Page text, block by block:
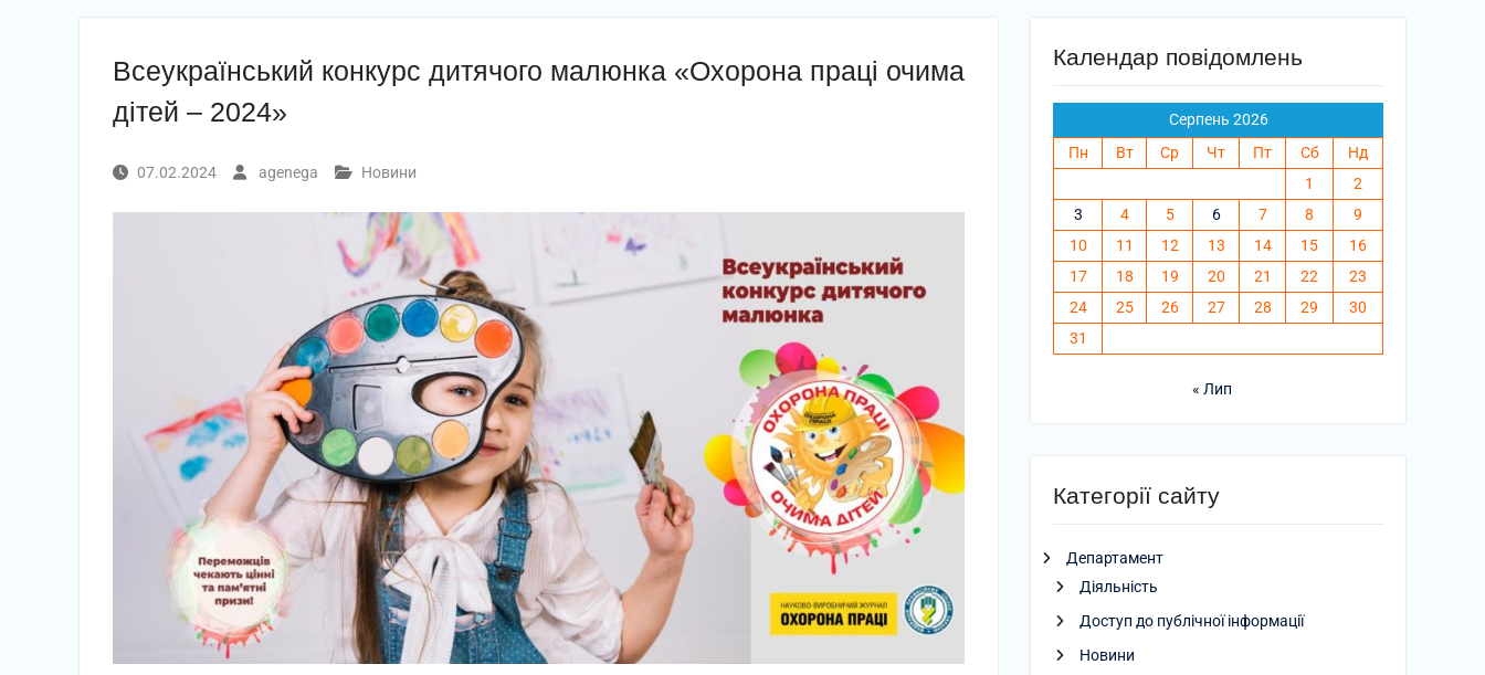
Всеукраїнський конкурс дитячого малюнка «Охорона праці очима
дітей – 2024»
07.02.2024 agenega Новини
Календар повідомлень
Серпень 2026
Пн
Вт Ср Чт Пт Сб
Нд
1
2
3
4 5 6 7 8
9
10
11 12 13 14 15
16
17
18 19 20 21 22
23
24
25 26 27 28 29
30
31
« Лип
Категорії сайту
Департамент
Діяльність
Доступ до публічної інформації
Новини